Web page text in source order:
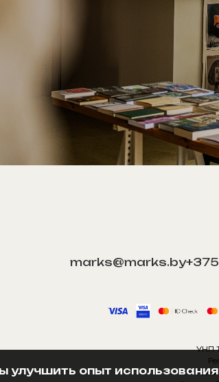
marks@marks.by
УНП
опыт